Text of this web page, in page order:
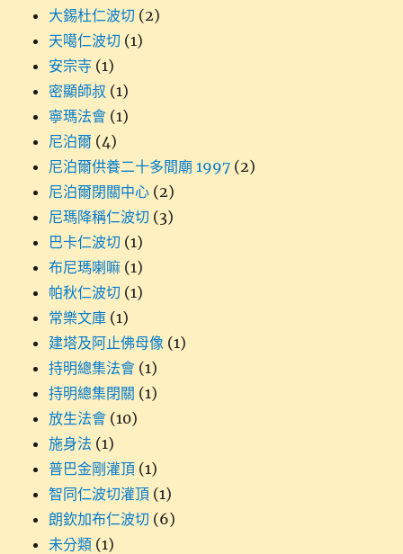
大錫杜仁波切 (2)
天噶仁波切 (1)
安宗寺 (1)
密顯師叔 (1)
寧瑪法會 (1)
尼泊爾 (4)
尼泊爾供養二十多間廟 1997 (2)
尼泊爾閉關中心 (2)
尼瑪降稱仁波切 (3)
巴卡仁波切 (1)
布尼瑪喇嘛 (1)
帕秋仁波切 (1)
常樂文庫 (1)
建塔及阿止佛母像 (1)
持明總集法會 (1)
持明總集閉關 (1)
放生法會 (10)
施身法 (1)
普巴金剛灌頂 (1)
智同仁波切灌頂 (1)
朗欽加布仁波切 (6)
未分類 (1)